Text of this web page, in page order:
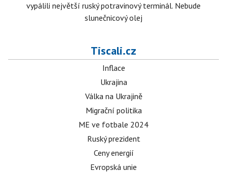
vypálili největší ruský potravinový terminál. Nebude
slunečnicový olej
Tiscali.cz
Inflace
Ukrajina
Válka na Ukrajině
Migrační politika
ME ve fotbale 2024
Ruský prezident
Ceny energií
Evropská unie